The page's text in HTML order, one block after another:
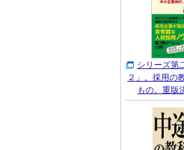
シリーズ第
２」。採用の
もの。重版